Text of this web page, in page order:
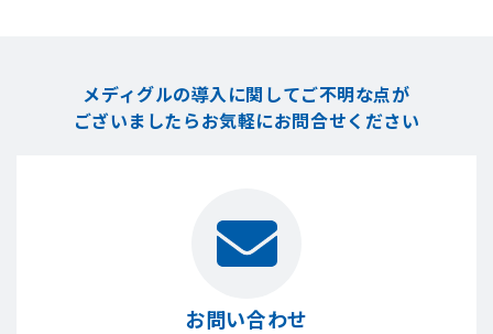
メディグルの導入に関してご不明な点が
ございましたらお気軽にお問合せください
お問い合わせ